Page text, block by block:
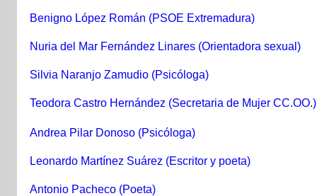
Benigno López Román (PSOE Extremadura)
Nuria del Mar Fernández Linares (Orientadora sexual)
Silvia Naranjo Zamudio (Psicóloga)
Teodora Castro Hernández (Secretaria de Mujer CC.OO.)
Andrea Pilar Donoso (Psicóloga)
Leonardo Martínez Suárez (Escritor y poeta)
Antonio Pacheco (Poeta)